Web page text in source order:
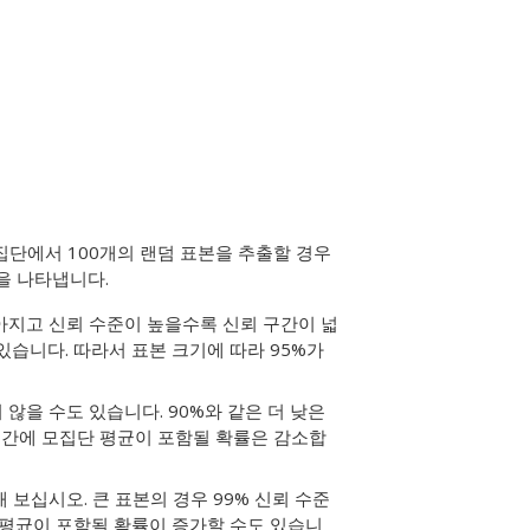
에서 100개의 랜덤 표본을 추출할 경우
나타냅니다.
고 신뢰 수준이 높을수록 신뢰 구간이 넓
습니다. 따라서 표본 크기에 따라 95%가
을 수도 있습니다. 90%와 같은 더 낮은
에 모집단 평균이 포함될 확률은 감소합
보십시오. 큰 표본의 경우 99% 신뢰 수준
균이 포함될 확률이 증가할 수도 있습니